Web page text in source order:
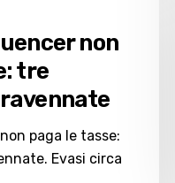
non
tre
paga le tasse:
Evasi circa